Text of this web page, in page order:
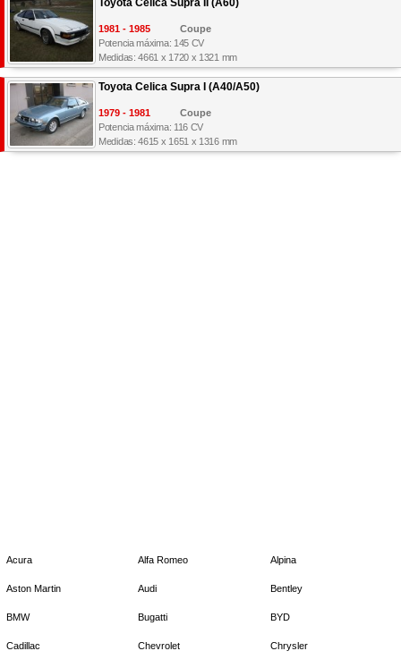
Toyota Celica Supra II (A60)
1981 - 1985
Coupe
Potencia máxima: 145 CV
Medidas: 4661 x 1720 x 1321 mm
Toyota Celica Supra I (A40/A50)
1979 - 1981
Coupe
Potencia máxima: 116 CV
Medidas: 4615 x 1651 x 1316 mm
Acura Alfa Romeo Alpina
Aston Martin Audi Bentley
BMW Bugatti BYD
Cadillac Chevrolet Chrysler